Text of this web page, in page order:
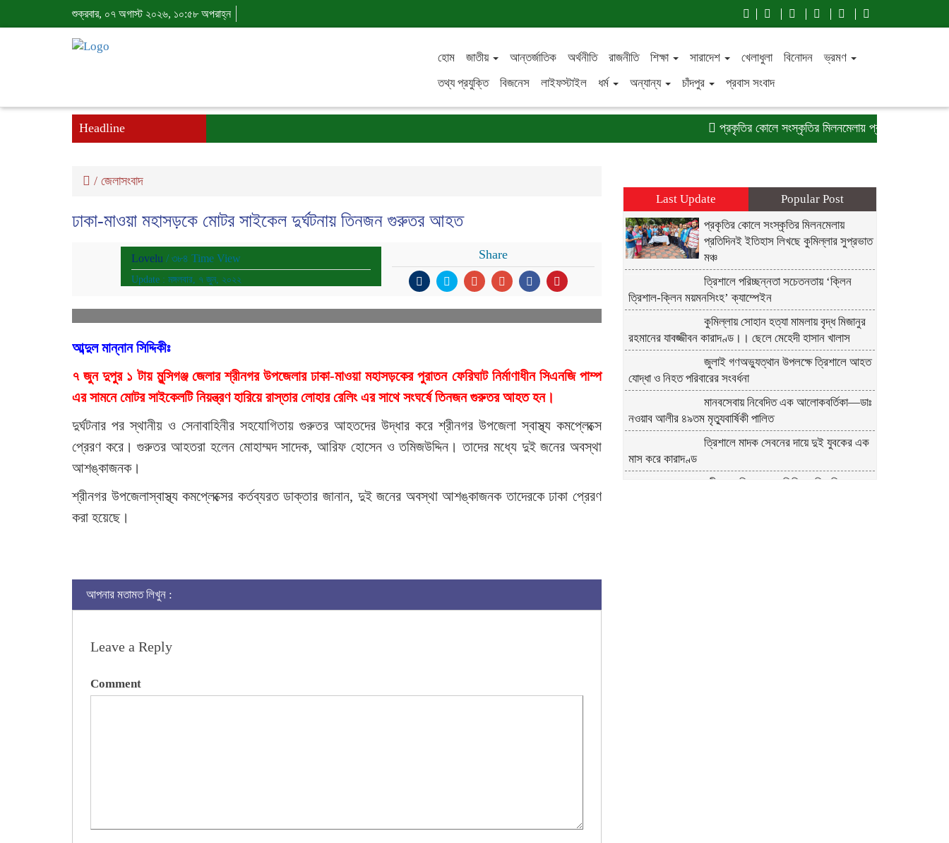
শুক্রবার, ০৭ অগাস্ট ২০২৬, ১০:৫৮ অপরাহ্ন
হোম জাতীয় আন্তর্জাতিক অর্থনীতি রাজনীতি শিক্ষা সারাদেশ খেলাধুলা বিনোদন
ভ্রমণ
তথ্য প্রযুক্তি
বিজনেস লাইফস্টাইল ধর্ম অন্যান্য চাঁদপুর প্রবাস সংবাদ
Headline প্রকৃতির কোলে সংস্কৃতির মিলনমেলায় প্রতিদিনই ইতিহাস
/ জেলাসংবাদ
ঢাকা-মাওয়া মহাসড়কে মোটর সাইকেল দুর্ঘটনায় তিনজন গুরুতর আহত
Lovelu / ৩৮৪ Time View
Update : মঙ্গলবার, ৭ জুন, ২০২২
Share
আব্দুল মান্নান সিদ্দিকীঃ
৭ জুন দুপুর ১ টায় মুন্সিগঞ্জ জেলার শ্রীনগর উপজেলার ঢাকা-মাওয়া মহাসড়কের পুরাতন ফেরিঘাট নির্মাণাধীন সিএনজি পাম্প
এর সামনে মোটর সাইকেলটি নিয়ন্ত্রণ হারিয়ে রাস্তার লোহার রেলিং এর সাথে সংঘর্ষে তিনজন গুরুতর আহত হন।
দুর্ঘটনার পর স্থানীয় ও সেনাবাহিনীর সহযোগিতায় গুরুতর আহতদের উদ্ধার করে শ্রীনগর উপজেলা স্বাস্থ্য কমপ্লেক্সে
প্রেরণ করে। গুরুতর আহতরা হলেন মোহাম্মদ সাদেক, আরিফ হোসেন ও তমিজউদ্দিন। তাদের মধ্যে দুই জনের অবস্থা
আশঙ্কাজনক।
শ্রীনগর উপজেলাস্বাস্থ্য কমপ্লেক্সের কর্তব্যরত ডাক্তার জানান, দুই জনের অবস্থা আশঙ্কাজনক তাদেরকে ঢাকা প্রেরণ
করা হয়েছে।
আপনার মতামত লিখুন :
Leave a Reply
Comment
Last Update
Popular Post
প্রকৃতির কোলে সংস্কৃতির মিলনমেলায়
প্রতিদিনই ইতিহাস লিখছে কুমিল্লার সুপ্রভাত
মঞ্চ
ত্রিশালে পরিচ্ছন্নতা সচেতনতায় ‘ক্লিন
ত্রিশাল-ক্লিন ময়মনসিংহ’ ক্যাম্পেইন
কুমিল্লায় সোহান হত্যা মামলায় বৃদ্ধ মিজানুর
রহমানের যাবজ্জীবন কারাদণ্ড।। ছেলে মেহেদী হাসান খালাস
জুলাই গণঅভ্যুত্থান উপলক্ষে ত্রিশালে আহত
যোদ্ধা ও নিহত পরিবারের সংবর্ধনা
মানবসেবায় নিবেদিত এক আলোকবর্তিকা—ডাঃ
নওয়াব আলীর ৪৯তম মৃত্যুবার্ষিকী পালিত
ত্রিশালে মাদক সেবনের দায়ে দুই যুবকের এক
মাস করে কারাদণ্ড
শ্রীনগরে বিদ্যুতের অতিরিক্ত বিল বিপাকে